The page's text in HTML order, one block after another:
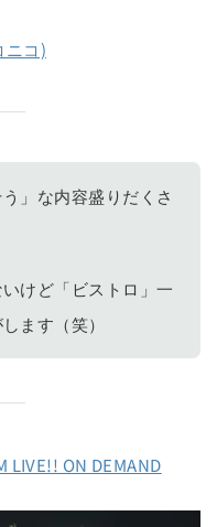
ニコ)
」な内容盛りだくさ
けど「ビストロ」一
ます（笑）
LIVE!! ON DEMAND